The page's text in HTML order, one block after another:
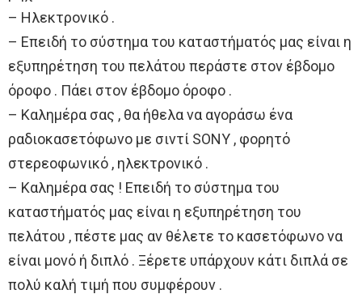
– Ηλεκτρονικό .
– Επειδή το σύστημα του καταστήματός μας είναι η
εξυπηρέτηση του πελάτου περάστε στον έβδομο
όροφο . Πάει στον έβδομο όροφο .
– Καλημέρα σας , θα ήθελα να αγοράσω ένα
ραδιοκασετόφωνο με σιντί SONY , φορητό
στερεοφωνικό , ηλεκτρονικό .
– Καλημέρα σας ! Επειδή το σύστημα του
καταστήματός μας είναι η εξυπηρέτηση του
πελάτου , πέστε μας αν θέλετε το κασετόφωνο να
είναι μονό ή διπλό . Ξέρετε υπάρχουν κάτι διπλά σε
πολύ καλή τιμή που συμφέρουν .